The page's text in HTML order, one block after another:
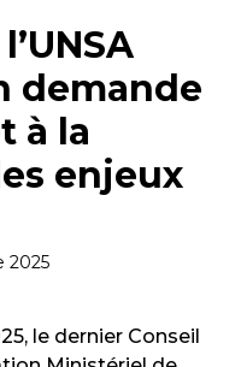
demande
à la
enjeux
2025
le dernier Conseil